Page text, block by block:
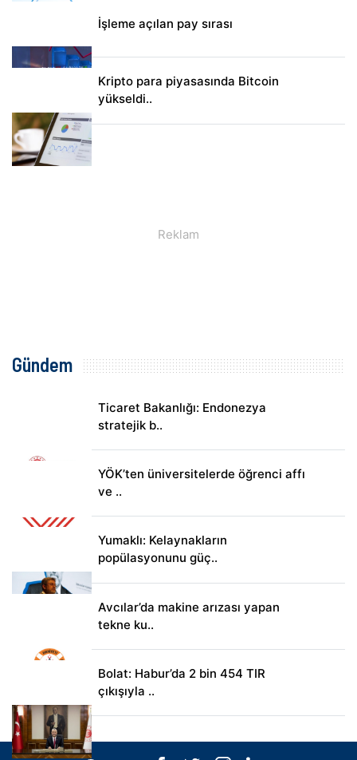
İşleme açılan pay sırası
Kripto para piyasasında Bitcoin
yükseldi..
Gündem
Ticaret Bakanlığı: Endonezya
stratejik b..
YÖK’ten üniversitelerde öğrenci affı
ve ..
Yumaklı: Kelaynakların
popülasyonunu güç..
Avcılar’da makine arızası yapan
tekne ku..
Bolat: Habur’da 2 bin 454 TIR
çıkışıyla ..